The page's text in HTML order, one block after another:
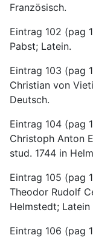
Französisch.
Eintrag 102 (pag
Pabst; Latein.
Eintrag 103 (pag
Christian von
Deutsch.
Eintrag 104 (pag
Christoph Anton
stud. 1744 in
Eintrag 105 (pag
Theodor Rudolf
Helmstedt;
Eintrag 106 (pag